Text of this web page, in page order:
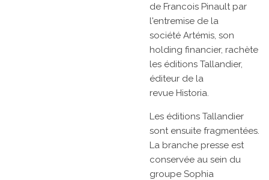
de Francois Pinault par
l'entremise de la
société Artémis, son
holding financier, rachète
les éditions Tallandier,
éditeur de la
revue Historia.
Les éditions Tallandier
sont ensuite fragmentées.
La branche presse est
conservée au sein du
groupe Sophia